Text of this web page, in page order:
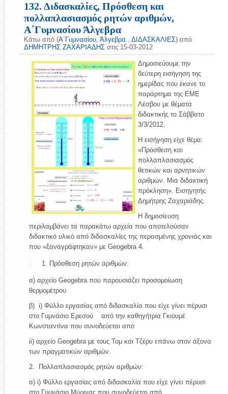
132. Διδασκαλίες, Πρόσθεση και
πολλαπλασιασμός ρητών αριθμών,
Α΄Γυμνασίου Άλγεβρα
Κάτω από (Α΄Γυμνασίου, Άλγεβρα., ΔΙΔΑΣΚΑΛΙΕΣ) από
ΔΗΜΗΤΡΗΣ ΖΑΧΑΡΙΑΔΗΣ στις 15-03-2012
Δημοσιεύουμε την
δεύτερη εισήγηση της
ημερίδας που έκανε το
παράρτημα της ΕΜΕ
Λέσβου με θέματα
διδακτικής το Σάββατο
3/3/2012.
Η εισήγηση είχε θέμα:
«Πρόσθεση και
πολλαπλασιασμός
θετικών και αρνητικών
αριθμών. Μια διδακτική
πρόκληση». Εισηγητής
Δημήτρης Ζαχαριάδης.
Η δημοσίευση
περιλαμβάνει τα παρακάτω αρχεία που αποτελούσαν
διδακτικό υλικό από διδασκαλίες της περασμένης χρονιάς και
που «ξαναγράφτηκαν» με Geogebra 4.
Πρόσθεση ρητών αριθμών:
α) αρχείο Geogebra που παρουσιάζει προσομοίωση
θερμομέτρου
β) i) Φύλλο εργασίας από διδασκαλία που είχε γίνει πέρυσι
στο Γυμνάσιο Ερεσού από την καθηγήτρια Γκιουμέ
Κωνσταντίνα που συνοδεύεται από
ii) αρχείο Geogebra με τους Τομ και Τζέρυ επάνω στον άξονα
των πραγματικών αριθμών.
2. Πολλαπλασιασμός ρητών αριθμών:
α) i) Φύλλο εργασίας από διδασκαλία που είχε γίνει πέρυσι
στο Γυμνάσιο Μύρινας που συνοδεύεται από